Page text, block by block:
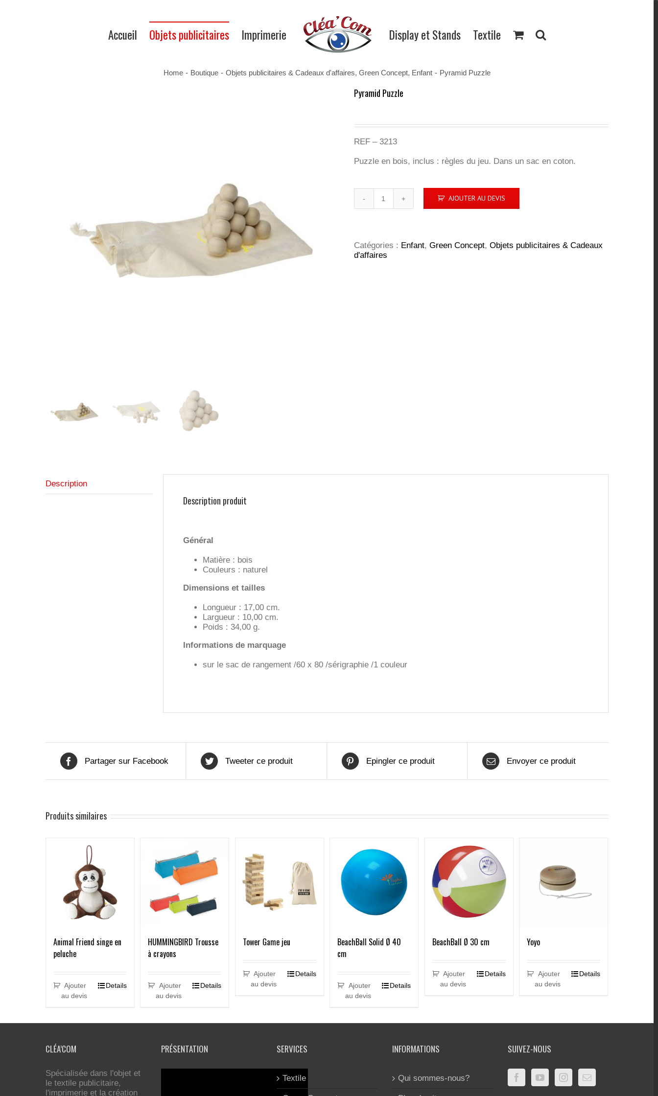
Accueil Objets publicitaires Imprimerie Display et Stands Textile
Home - Boutique - Objets publicitaires & Cadeaux d'affaires, Green Concept, Enfant - Pyramid Puzzle
Pyramid Puzzle
REF – 3213
Puzzle en bois, inclus : règles du jeu. Dans un sac en coton.
de
AJOUTER AU DEVIS
Catégories : Enfant, Green Concept, Objets publicitaires & Cadeaux
d'affaires
Description
Description produit
Général
Matière : bois
Couleurs : naturel
Dimensions et tailles
Longueur : 17,00 cm.
Largueur : 10,00 cm.
Poids : 34,00 g.
Informations de marquage
sur le sac de rangement /60 x 80 /sérigraphie /1 couleur
Partager sur Facebook Tweeter ce produit Epingler ce produit Envoyer ce produit
Produits similaires
Animal Friend singe en
peluche
Ajouter
au devis
Details
HUMMINGBIRD Trousse
à crayons
Ajouter
au devis
Details
Tower Game jeu
Ajouter
au devis
Details
BeachBall Solid Ø 40
cm
Ajouter
au devis
Details
BeachBall Ø 30 cm
Ajouter
au devis
Details
Yoyo
Ajouter
au devis
Details
CLÉA’COM
Spécialisée dans l'objet et
le textile publicitaire,
l'imprimerie et la création
PRÉSENTATION SERVICES
Textile
INFORMATIONS
Qui sommes-nous?
SUIVEZ-NOUS